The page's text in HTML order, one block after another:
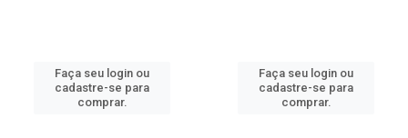
Faça seu login ou
cadastre-se para
comprar.
Faça seu login ou
cadastre-se para
comprar.